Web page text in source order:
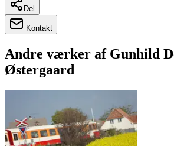
Del
Kontakt
Andre værker af Gunhild
Østergaard